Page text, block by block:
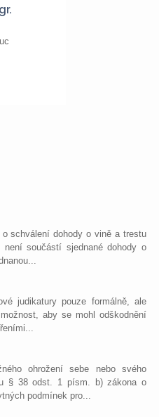
schválení dohody o vině a trestu
součástí sjednané dohody o
judikatury pouze formálně, ale
aby se mohl odškodnění
ohrožení sebe nebo svého
§ 38 odst. 1 písm. b) zákona o
podmínek pro...